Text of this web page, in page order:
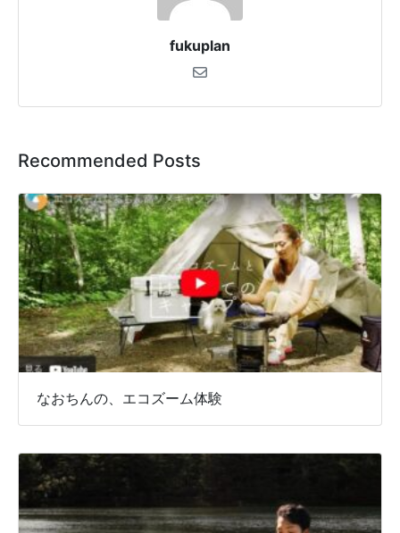
fukuplan
Recommended Posts
なおちんの、エコズーム体験